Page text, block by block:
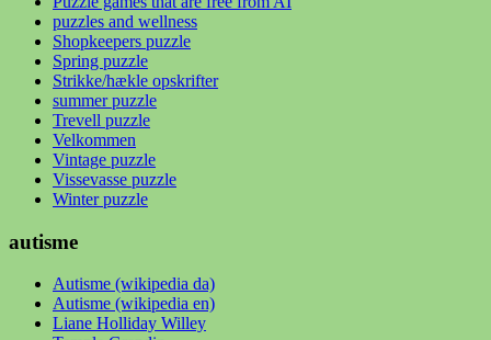
puzzles and wellness
Shopkeepers puzzle
Spring puzzle
Strikke/hækle opskrifter
summer puzzle
Trevell puzzle
Velkommen
Vintage puzzle
Vissevasse puzzle
Winter puzzle
autisme
Autisme (wikipedia da)
Autisme (wikipedia en)
Liane Holliday Willey